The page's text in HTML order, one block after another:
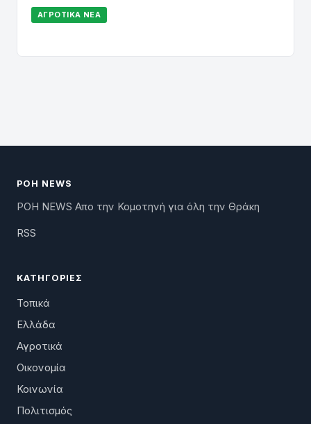
ΑΓΡΟΤΙΚΆ ΝΈΑ
ΡΟΗ NEWS
ΡΟΗ NEWS Απο την Κομοτηνή για όλη την Θράκη
RSS
ΚΑΤΗΓΟΡΊΕΣ
Τοπικά
Ελλάδα
Αγροτικά
Οικονομία
Κοινωνία
Πολιτισμός